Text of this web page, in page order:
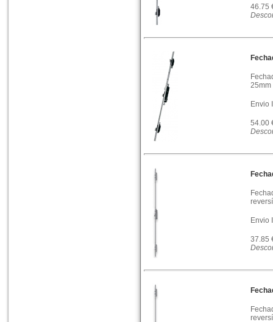
46.75
25mm
Envio
54.00
Envio
37.85